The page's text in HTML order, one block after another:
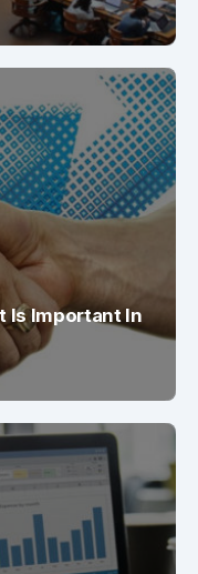
Is Important In